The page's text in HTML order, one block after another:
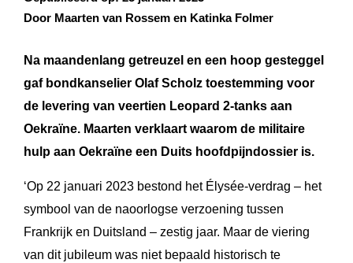
Door Maarten van Rossem en Katinka Folmer
Na maandenlang getreuzel en een hoop gesteggel
gaf bondkanselier Olaf Scholz toestemming voor
de levering van veertien Leopard 2-tanks aan
Oekraïne. Maarten verklaart waarom de militaire
hulp aan Oekraïne een Duits hoofdpijndossier is.
‘Op 22 januari 2023 bestond het Élysée-verdrag – het
symbool van de naoorlogse verzoening tussen
Frankrijk en Duitsland – zestig jaar. Maar de viering
van dit jubileum was niet bepaald historisch te